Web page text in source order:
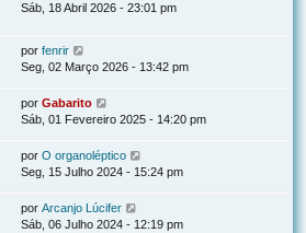
Sáb, 18 Abril 2026 - 23:01 pm
por fenrir
Seg, 02 Março 2026 - 13:42 pm
por Gabarito
Sáb, 01 Fevereiro 2025 - 14:20 pm
por O organoléptico
Seg, 15 Julho 2024 - 15:24 pm
por Arcanjo Lúcifer
Sáb, 06 Julho 2024 - 12:19 pm